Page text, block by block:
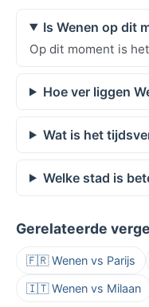
Is Wenen op dit
Op dit moment is
Hoe ver liggen
Wat is het
Welke stad is
Gerelateerde
🇫🇷 Wenen vs Parijs
🇮🇹 Wenen vs Milaan